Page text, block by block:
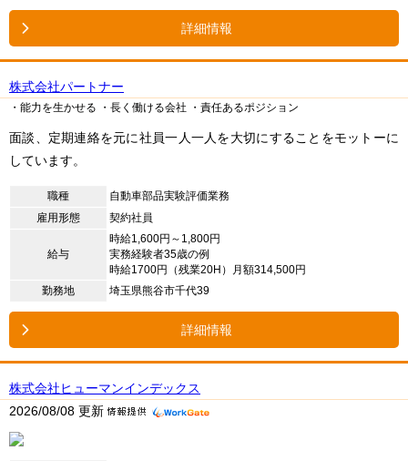
詳細情報
株式会社パートナー
・能力を生かせる ・長く働ける会社 ・責任あるポジション
面談、定期連絡を元に社員一人一人を大切にすることをモットーに
しています。
職種
自動車部品実験評価業務
雇用形態
契約社員
給与
時給1,600円～1,800円
実務経験者35歳の例
時給1700円（残業20H）月額314,500円
勤務地
埼玉県熊谷市千代39
詳細情報
株式会社ヒューマンインデックス
2026/08/08 更新